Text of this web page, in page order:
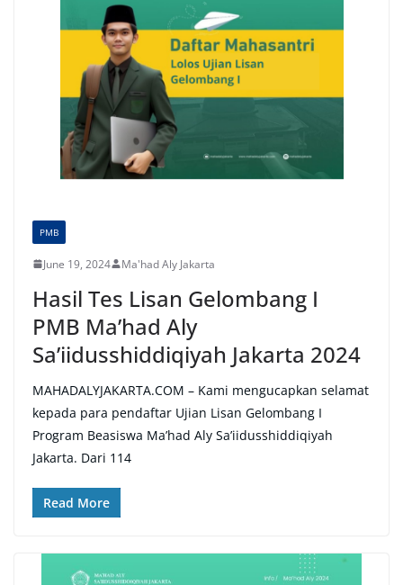
PMB
June 19, 2024 Ma'had Aly Jakarta
Hasil Tes Lisan Gelombang I
PMB Ma’had Aly
Sa’iidusshiddiqiyah Jakarta 2024
MAHADALYJAKARTA.COM – Kami mengucapkan selamat
kepada para pendaftar Ujian Lisan Gelombang I
Program Beasiswa Ma’had Aly Sa’iidusshiddiqiyah
Jakarta. Dari 114
Read More